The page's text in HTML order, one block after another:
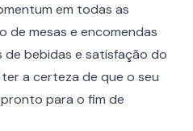
em todas as
de mesas e encomendas
de bebidas e satisfação do
a certeza de que o seu
para o fim de